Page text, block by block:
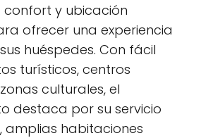
y ubicación
ofrecer una experiencia
huéspedes. Con fácil
turísticos, centros
culturales, el
destaca por su servicio
amplias habitaciones